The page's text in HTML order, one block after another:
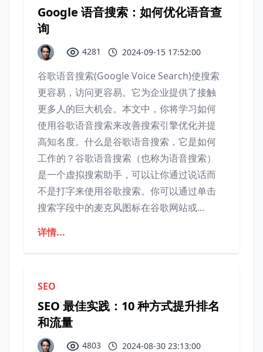
Google 语音搜索：如何优化语音查
询
4281 2024-09-15 17:52:00
谷歌语音搜索(Google Voice Search)使搜索
更容易，访问更容易。它为企业提供了接触
更多人的巨大机会。本文中，你将学习如何
使用谷歌语音搜索来改善搜索引擎优化并提
高知名度。什么是谷歌语音搜索，它是如何
工作的？谷歌语音搜索（也称为语音搜索）
是一个虚拟搜索助手，可以让你通过说话而
不是打字来使用谷歌搜索。你可以通过单击
搜索字段中的麦克风图标在谷歌网站或...
详情...
SEO
SEO 最佳实践：10 种方式提升排名
和流量
4803 2024-08-30 23:13:00